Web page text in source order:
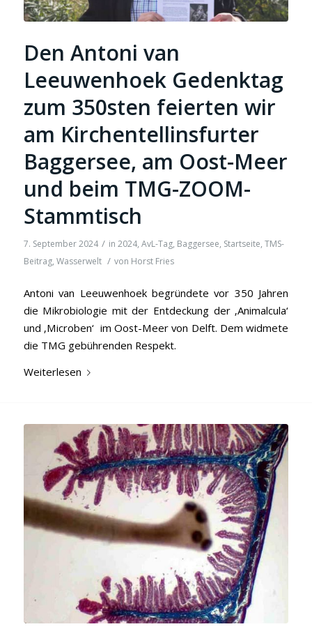
Den Antoni van
Leeuwenhoek Gedenktag
zum 350sten feierten wir
am Kirchentellinsfurter
Baggersee, am Oost-Meer
und beim TMG-ZOOM-
Stammtisch
7. September 2024 / in 2024, AvL-Tag, Baggersee, Startseite, TMS-
Beitrag, Wasserwelt / von Horst Fries
Antoni van Leeuwenhoek begründete vor 350 Jahren
die Mikrobiologie mit der Entdeckung der ‚Animalcula‘
und ‚Microben‘ im Oost-Meer von Delft. Dem widmete
die TMG gebührenden Respekt.
Weiterlesen